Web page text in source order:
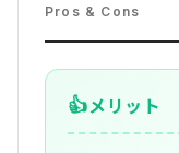
Pros & Cons
👍メリット